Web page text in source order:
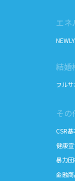
エネ
結婚
フル
その
CSR
健康
暴力
金融